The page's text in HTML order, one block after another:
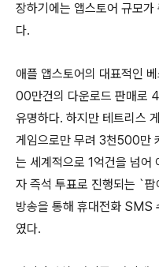
장하기에는 앱스토어 규모
다.
애플 앱스토어의 대표적인
00만건의 다운로드 판매로
유명하다. 하지만 테트리스
게임으로만 무려 3천500만
는 세계적으로 1억건을 넘어
자 즉석 투표로 진행되는 `
방송을 통해 휴대전화 SMS
였다.